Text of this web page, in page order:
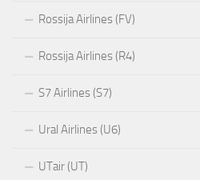
Rossija Airlines (FV)
Rossija Airlines (R4)
S7 Airlines (S7)
Ural Airlines (U6)
UTair (UT)